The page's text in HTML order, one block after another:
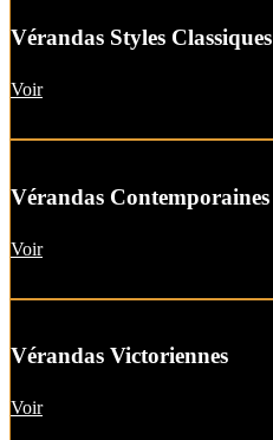
Vérandas Styles Classiques
Voir
Vérandas Contemporaines
Voir
Vérandas Victoriennes
Voir